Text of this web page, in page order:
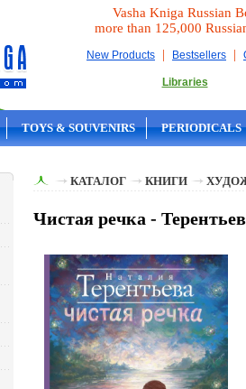
Vasha Kniga Russian
more than 125,000
New Products | Bestsellers |
Libraries
TOYS & SOUVENIRS PERIODICALS
КАТАЛОГ КНИГИ
Чистая речка -